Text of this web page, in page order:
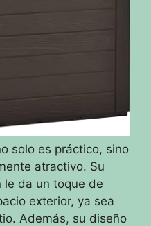
solo es práctico, sino
atractivo. Su
le da un toque de
exterior, ya sea
Además, su diseño